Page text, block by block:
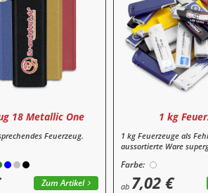
18 Metallic One
Feuerzeug.
Zum Artikel
1 kg
1 kg Feuerzeuge als
aussortierte Ware
Farbe:
ab 7,02 €